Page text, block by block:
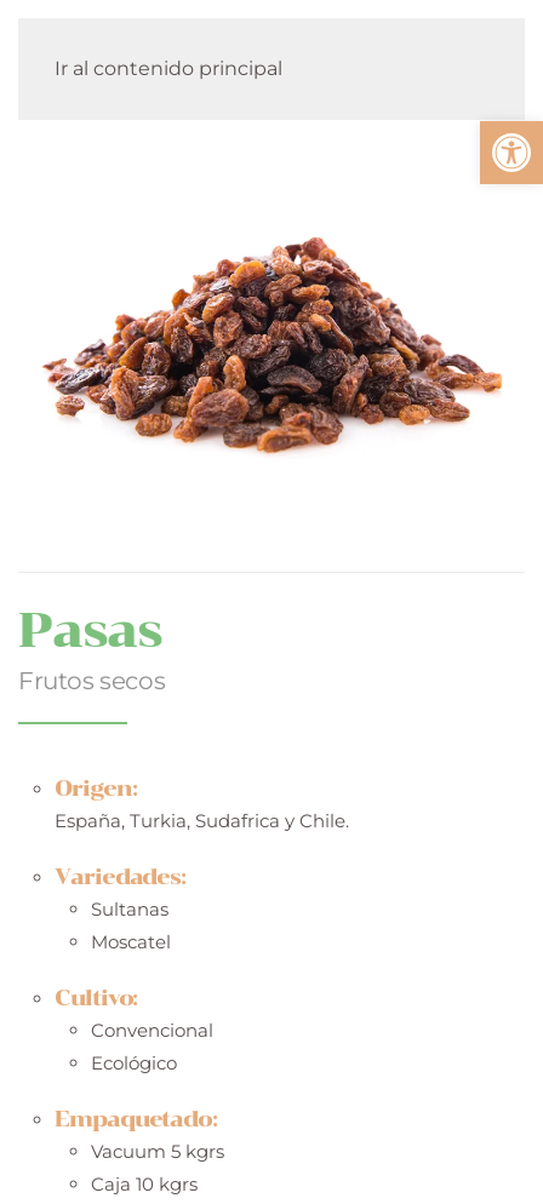
Ir al contenido principal
Pasas
Frutos secos
Origen:
España, Turkia, Sudafrica y Chile.
Variedades:
Sultanas
Moscatel
Cultivo:
Convencional
Ecológico
Empaquetado:
Vacuum 5 kgrs
Caja 10 kgrs